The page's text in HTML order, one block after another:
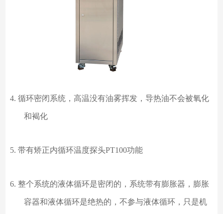
4. 循环密闭系统，高温没有油雾挥发，导热油不会被氧化
和褐化
5. 带有矫正内循环温度探头PT100功能
6. 整个系统的液体循环是密闭的，系统带有膨胀器，膨胀
容器和液体循环是绝热的，不参与液体循环，只是机